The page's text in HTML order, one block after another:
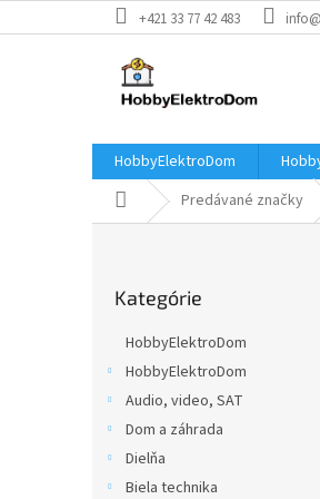
na
+421 33 77 42 483
HobbyElektroDom
DomovPredávané značky
kategórie
Kategórie
HobbyElektroDom
HobbyElektroDom
Audio, video, SAT
Dom a záhrada
Dielňa
Biela technika